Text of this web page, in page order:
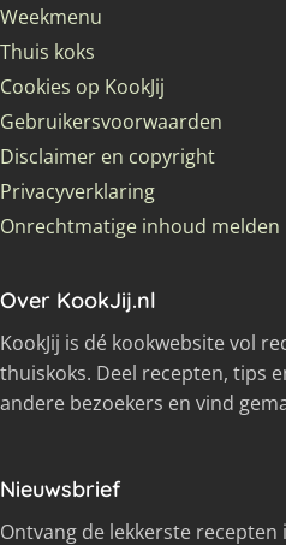
Weekmenu
Thuis koks
Cookies op KookJij
Gebruikersvoorwaarden
Disclaimer en copyright
Privacyverklaring
Onrechtmatige inhoud melden
Over KookJij.nl
KookJij is dé kookwebsite vol
thuiskoks. Deel recepten, tips
andere bezoekers en vind
Nieuwsbrief
Ontvang de lekkerste recepten